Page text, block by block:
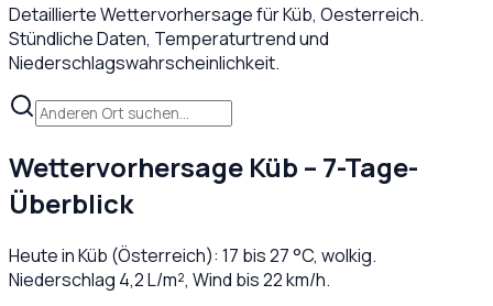
Detaillierte Wettervorhersage fürKüb, Oesterreich.
Stündliche Daten, Temperaturtrend und
Niederschlagswahrscheinlichkeit.
Wettervorhersage Küb – 7-Tage-
Überblick
Heute inKüb (Österreich): 17 bis27°C, wolkig.
Niederschlag 4,2L/m², Wind bis22km/h.